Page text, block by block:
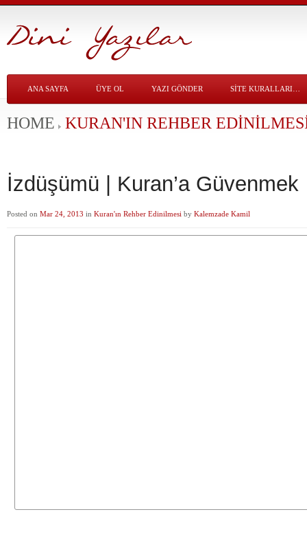
ANA SAYFA ÜYE OL YAZI GÖNDER SITE KURALLARI…
HOME KURAN'IN REHBER
İzdüşümü | Kuran’a Güvenmek
Posted on Mar 24, 2013 in Kuran'ın Rehber Edinilmesi by Kalemzade Kamil